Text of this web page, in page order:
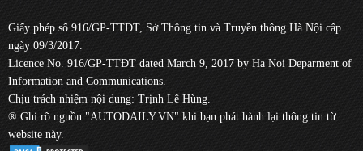
Giấy phép số 916/GP-TTĐT, Sở Thông tin và Truyền thông Hà Nội cấp
ngày 09/3/2017.
Licence No. 916/GP-TTĐT dated March 9, 2017 by Ha Noi Deparment of
Information and Communications.
Chịu trách nhiệm nội dung: Trịnh Lê Hùng.
® Ghi rõ nguồn "AUTODAILY.VN" khi bạn phát hành lại thông tin từ
website này.